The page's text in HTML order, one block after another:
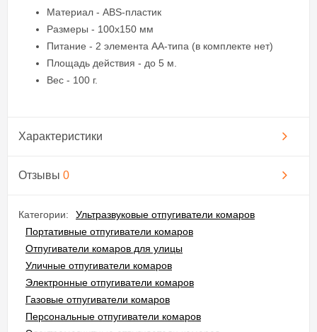
Материал - ABS-пластик
Размеры - 100х150 мм
Питание - 2 элемента АА-типа (в комплекте нет)
Площадь действия - до 5 м.
Вес - 100 г.
Характеристики
Отзывы 0
Категории:
Ультразвуковые отпугиватели комаров
Портативные отпугиватели комаров
Отпугиватели комаров для улицы
Уличные отпугиватели комаров
Электронные отпугиватели комаров
Газовые отпугиватели комаров
Персональные отпугиватели комаров